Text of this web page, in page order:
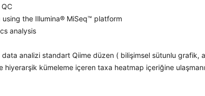
the Illumina® MiSeq™ platform
analysis
analizi standart Qiime düzen ( bilişimsel sütunlu grafik,
hiyerarşik kümeleme içeren taxa heatmap içeriğine